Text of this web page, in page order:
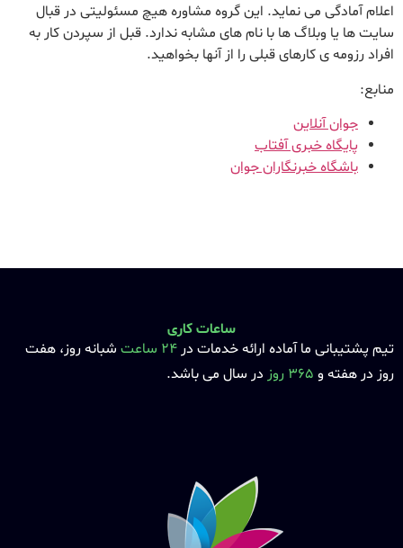
اعلام آمادگی می نماید. این گروه مشاوره هیچ مسئولیتی در قبال
سایت ها یا وبلاگ ها با نام های مشابه ندارد. قبل از سپردن کار به
افراد رزومه ی کارهای قبلی را از آنها بخواهید.
منابع:
جوان آنلاین
پایگاه خبری آفتاب
باشگاه خبرنگاران جوان
ساعات کاری
تیم پشتیبانی ما آماده ارائه خدمات در 24 ساعت
شبانه روز، هفت
روز در هفته و 365 روز در سال می باشد.